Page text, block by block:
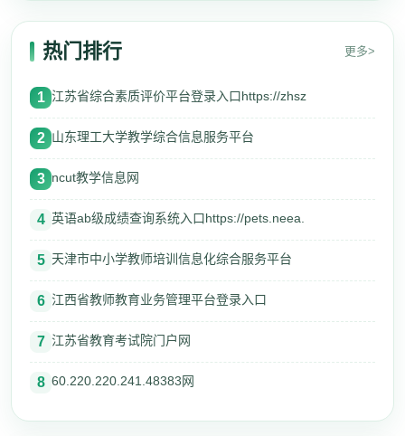
热门排行 更多>
1 江苏省综合素质评价平台登录入口https://zhsz
2 山东理工大学教学综合信息服务平台
3 ncut教学信息网
4 英语ab级成绩查询系统入口https://pets.neea.
5 天津市中小学教师培训信息化综合服务平台
6 江西省教师教育业务管理平台登录入口
7 江苏省教育考试院门户网
8 60.220.220.241.48383网